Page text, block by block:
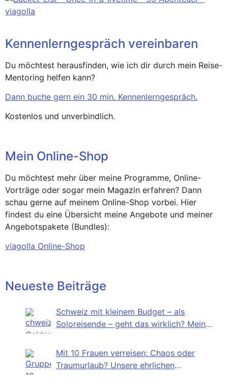
Kennenlerngespräch vereinbaren
Du möchtest herausfinden, wie ich dir durch mein Reise-
Mentoring helfen kann?
Dann buche gern ein 30 min. Kennenlerngespräch.
Kostenlos und unverbindlich.
Mein Online-Shop
Du möchtest mehr über meine Programme, Online-
Vorträge oder sogar mein Magazin erfahren? Dann
schau gerne auf meinem Online-Shop vorbei. Hier
findest du eine Übersicht meine Angebote und meiner
Angebotspakete (Bundles):
viagolla Online-Shop
Neueste Beiträge
Schweiz mit kleinem Budget – als
Soloreisende – geht das wirklich? Mein
Mit 10 Frauen verreisen: Chaos oder
Traumurlaub? Unsere ehrlichen